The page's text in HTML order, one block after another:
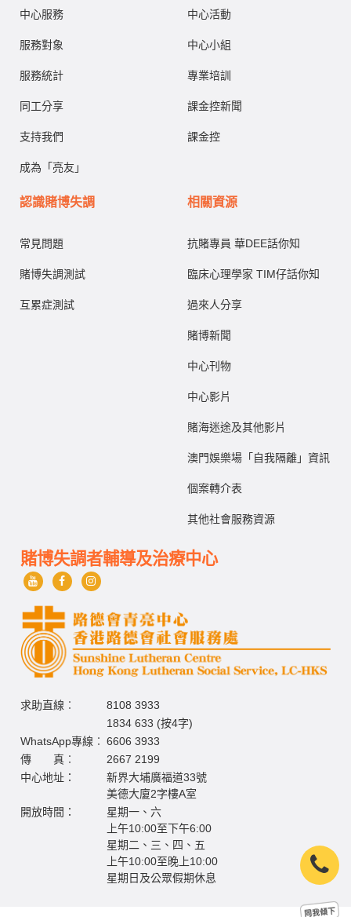
中心服務
服務對象
服務統計
同工分享
支持我們
成為「亮友」
中心活動
中心小組
專業培訓
課金控新聞
課金控
認識賭博失調
常見問題
賭博失調測試
互累症測試
相關資源
抗賭專員 華DEE話你知
臨床心理學家 TIM仔話你知
過來人分享
賭博新聞
中心刊物
中心影片
賭海迷途及其他影片
澳門娛樂場「自我隔離」資訊
個案轉介表
其他社會服務資源
賭博失調者輔導及治療中心
求助直線︰
8108 3933
1834 633 (按4字)
WhatsApp專線︰ 6606 3933
傳 真︰
2667 2199
中心地址：
新界大埔廣福道33號
美德大廈2字樓A室
開放時間：
星期一、六
上午10:00至下午6:00
星期二、三、四、五
上午10:00至晚上10:00
星期日及公眾假期休息